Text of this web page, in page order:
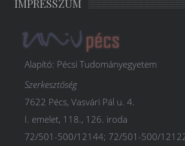
IMPRESSZUM
Alapító: Pécsi Tudományegyetem
Szerkesztőség
7622 Pécs, Vasvári Pál u. 4.
I. emelet, 118., 126. iroda
72/501-500/12144; 72/501-500/